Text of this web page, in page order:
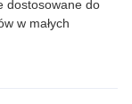
dostosowane do
w małych